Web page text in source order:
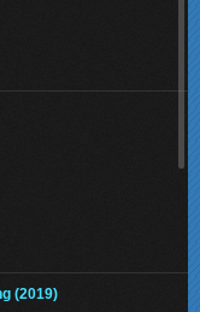
mật
- Eve
(2019)